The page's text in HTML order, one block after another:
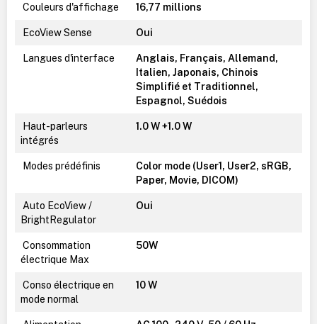
Couleurs d'affichage 16,77 millions
EcoView Sense Oui
Langues d'interface
Anglais, Français, Allemand,
Italien, Japonais, Chinois
Simplifié et Traditionnel,
Espagnol, Suédois
Haut-parleurs
intégrés
1.0 W +1.0 W
Modes prédéfinis
Color mode (User1, User2, sRGB,
Paper, Movie, DICOM)
Auto EcoView /
BrightRegulator
Oui
Consommation
électrique Max
50W
Conso électrique en
mode normal
10 W